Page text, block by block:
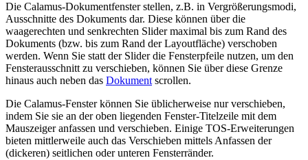
Die Calamus-Dokumentfenster stellen, z.B. in Vergrößerungsmodi,
Ausschnitte des Dokuments dar. Diese können über die
waagerechten und senkrechten Slider maximal bis zum Rand des
Dokuments (bzw. bis zum Rand der Layoutfläche) verschoben
werden. Wenn Sie statt der Slider die Fensterpfeile nutzen, um den
Fensterausschnitt zu verschieben, können Sie über diese Grenze
hinaus auch neben das Dokumentscrollen.
Die Calamus-Fenster können Sie üblicherweise nur verschieben,
indem Sie sie an der oben liegenden Fenster-Titelzeile mit dem
Mauszeiger anfassen und verschieben. Einige TOS-Erweiterungen
bieten mittlerweile auch das Verschieben mittels Anfassen der
(dickeren) seitlichen oder unteren Fensterränder.